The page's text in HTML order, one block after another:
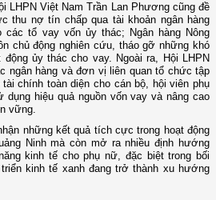
LHPN Việt Nam Trần Lan Phương cũng đề
thu nợ tín chấp qua tài khoản ngân hàng
các tổ vay vốn ủy thác; Ngân hàng Nông
chủ động nghiên cứu, tháo gỡ những khó
ủy thác cho vay. Ngoài ra, Hội LHPN
ngân hàng và đơn vị liên quan tổ chức tập
chính toàn diện cho cán bộ, hội viên phụ
hiệu quả nguồn vốn vay và nâng cao
vững.
những kết quả tích cực trong hoạt động
Ninh mà còn mở ra nhiều định hướng
kinh tế cho phụ nữ, đặc biệt trong bối
kinh tế xanh đang trở thành xu hướng